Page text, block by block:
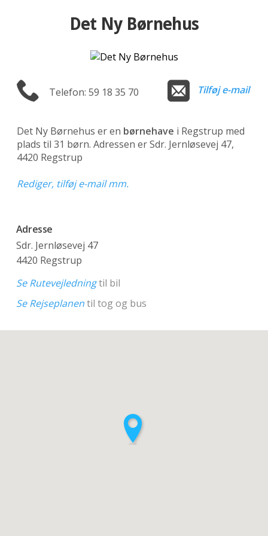
Det Ny Børnehus
Telefon: 59 18 35 70 Tilføj e-mail
Det Ny Børnehus er en børnehave i Regstrup med
plads til 31 børn. Adressen er Sdr. Jernløsevej 47,
4420 Regstrup
Rediger, tilføj e-mail mm.
Adresse
Sdr. Jernløsevej 47
4420 Regstrup
Se Rutevejledningtil bil
Se Rejseplanentil tog og bus